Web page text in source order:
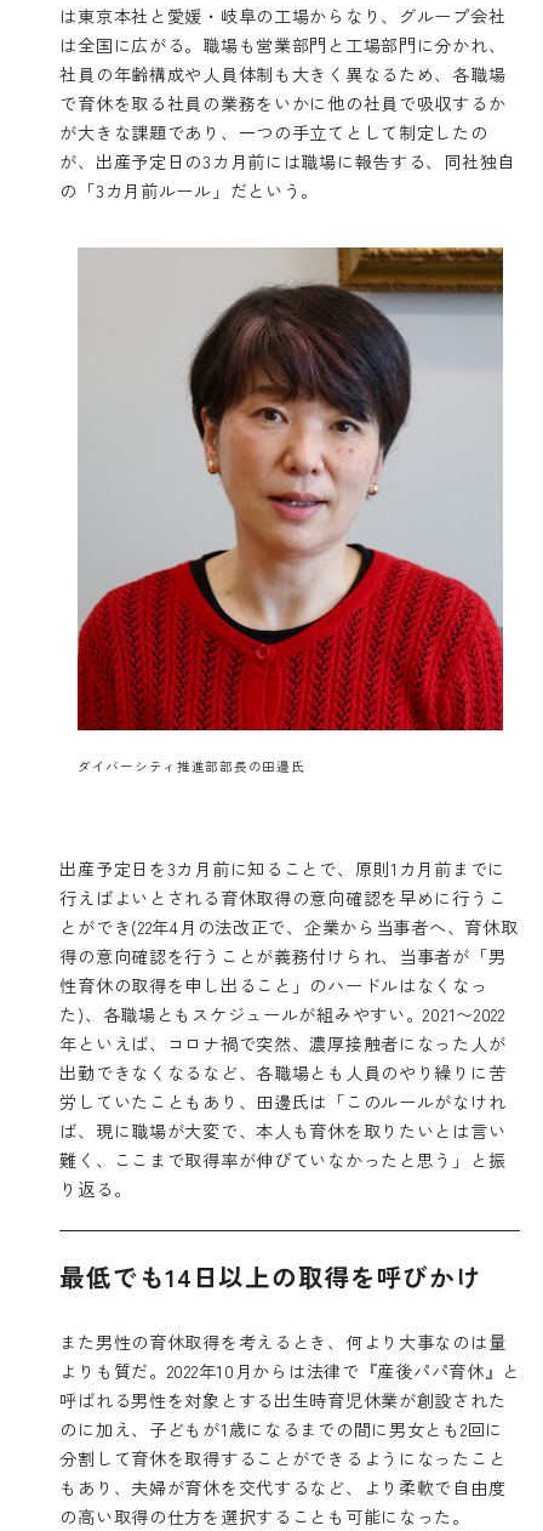
は東京本社と愛媛・岐阜の工場からなり、グループ会社
は全国に広がる。職場も営業部門と工場部門に分かれ、
社員の年齢構成や人員体制も大きく異なるため、各職場
で育休を取る社員の業務をいかに他の社員で吸収するか
が大きな課題であり、一つの手立てとして制定したの
が、出産予定日の3カ月前には職場に報告する、同社独自
の「3カ月前ルール」だという。
ダイバーシティ推進部部長の田邊氏
出産予定日を3カ月前に知ることで、原則1カ月前までに
行えばよいとされる育休取得の意向確認を早めに行うこ
とができ(22年4月の法改正で、企業から当事者へ、育休取
得の意向確認を行うことが義務付けられ、当事者が「男
性育休の取得を申し出ること」のハードルはなくなっ
た)、各職場ともスケジュールが組みやすい。2021〜2022
年といえば、コロナ禍で突然、濃厚接触者になった人が
出勤できなくなるなど、各職場とも人員のやり繰りに苦
労していたこともあり、田邊氏は「このルールがなけれ
ば、現に職場が大変で、本人も育休を取りたいとは言い
難く、ここまで取得率が伸びていなかったと思う」と振
り返る。
最低でも14日以上の取得を呼びかけ
また男性の育休取得を考えるとき、何より大事なのは量
よりも質だ。2022年10月からは法律で『産後パパ育休』と
呼ばれる男性を対象とする出生時育児休業が創設された
のに加え、子どもが1歳になるまでの間に男女とも2回に
分割して育休を取得することができるようになったこと
もあり、夫婦が育休を交代するなど、より柔軟で自由度
の高い取得の仕方を選択することも可能になった。